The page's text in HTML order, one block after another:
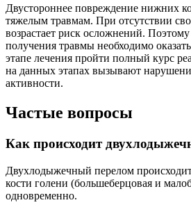
Двустороннее повреждение нижних
тяжелым травмам. При отсутствии
возрастает риск осложнений.
получения травмы необходимо
этапе лечения пройти полный курс
на данных этапах вызывают
активности.
Частые вопросы
Как происходит
Двухлодыжечный перелом
кости голени (большеберцовая и
одновременно.